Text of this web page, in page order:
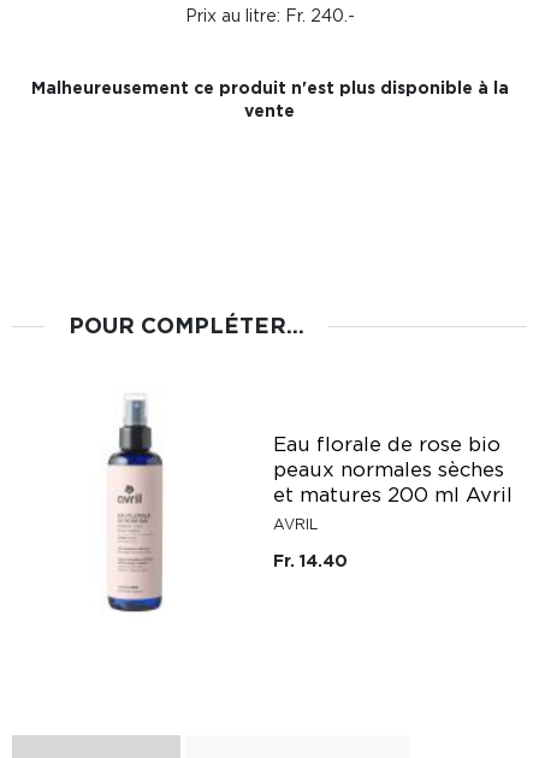
Prix au litre: Fr. 240.-
Malheureusement ce produit n'est plus disponible à la
vente
POUR COMPLÉTER...
Eau florale de rose bio
peaux normales sèches
et matures 200 ml Avril
AVRIL
Fr. 14.40